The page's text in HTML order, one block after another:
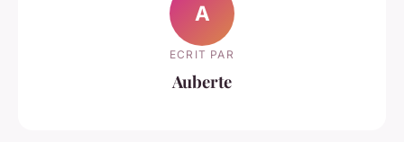
A
ECRIT PAR
Auberte